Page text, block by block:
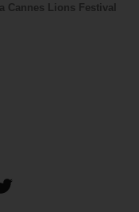
Cannes Lions Festival